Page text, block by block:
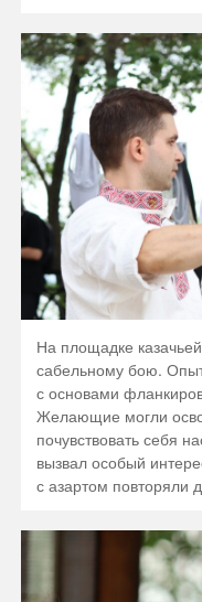
На площадке
сабельному бою.
с основами
Желающие могли
почувствовать себя
вызвал особый
с азартом повторяли